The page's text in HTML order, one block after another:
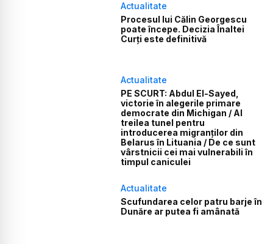
Actualitate
Procesul lui Călin Georgescu
poate începe. Decizia Înaltei
Curți este definitivă
Actualitate
PE SCURT: Abdul El-Sayed,
victorie în alegerile primare
democrate din Michigan / Al
treilea tunel pentru
introducerea migranților din
Belarus în Lituania / De ce sunt
vârstnicii cei mai vulnerabili în
timpul caniculei
Actualitate
Scufundarea celor patru barje în
Dunăre ar putea fi amânată